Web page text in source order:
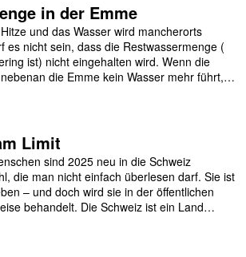
in der Emme
und das Wasser wird mancherorts
es nicht sein, dass die Restwassermenge (
ist) nicht eingehalten wird. Wenn die
die Emme kein Wasser mehr führt,…
Limit
sind 2025 neu in die Schweiz
die man nicht einfach überlesen darf. Sie ist
– und doch wird sie in der öffentlichen
behandelt. Die Schweiz ist ein Land…